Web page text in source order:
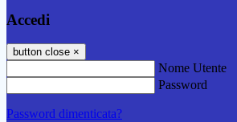
Accedi
button close ×
Nome Utente
Password
Password dimenticata?